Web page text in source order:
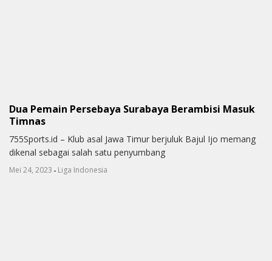
Dua Pemain Persebaya Surabaya Berambisi Masuk
Timnas
755Sports.id – Klub asal Jawa Timur berjuluk Bajul Ijo memang
dikenal sebagai salah satu penyumbang
Mei 24, 2023 - Liga Indonesia